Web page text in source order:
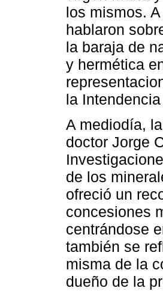
los mismos.
hablaron
la baraja de
y hermética
la
A mediodía,
doctor Jorge
de los
ofreció un
concesiones
centrándose
también se
misma de la
dueño de la